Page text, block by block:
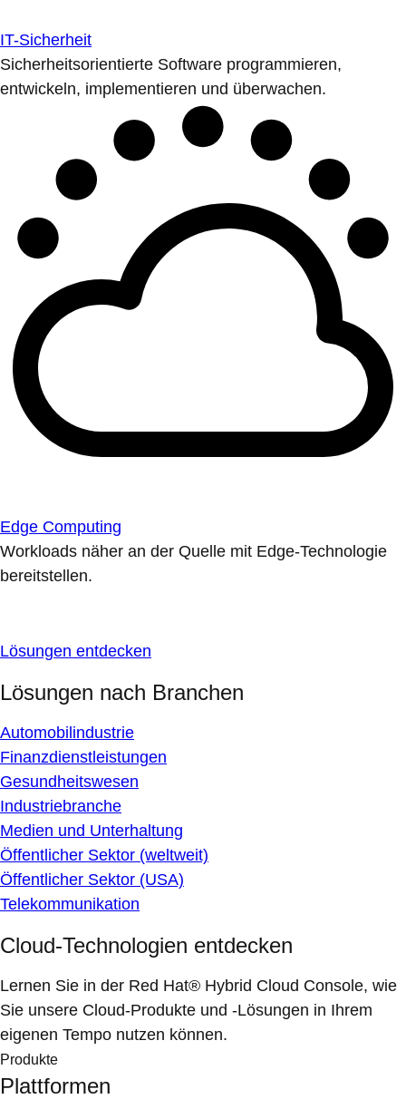
IT-Sicherheit
Sicherheitsorientierte Software programmieren,
entwickeln, implementieren und überwachen.
Edge Computing
Workloads näher an der Quelle mit Edge-Technologie
bereitstellen.
Lösungen entdecken
Lösungen nach Branchen
Automobilindustrie
Finanzdienstleistungen
Gesundheitswesen
Industriebranche
Medien und Unterhaltung
Öffentlicher Sektor (weltweit)
Öffentlicher Sektor (USA)
Telekommunikation
Cloud-Technologien entdecken
Lernen Sie in der Red Hat® Hybrid Cloud Console, wie
Sie unsere Cloud-Produkte und -Lösungen in Ihrem
eigenen Tempo nutzen können.
Produkte
Plattformen